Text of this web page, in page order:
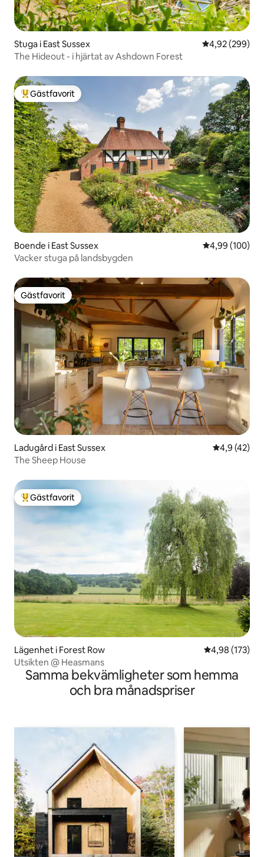
Stuga i East Sussex 4,92 av 5 i
4,92 (299)
The Hideout - i hjärtat av Ashdown Forest
Populär gästfavorit
Gästfavorit
Boende i East Sussex 4,99 av 5 i
4,99 (100)
Vacker stuga på landsbygden
Gästfavorit
Gästfavorit
Ladugård i East Sussex 4,9 av 5 i
4,9 (42)
The Sheep House
Populär gästfavorit
Gästfavorit
Lägenhet i Forest Row 4,98 av 5 i
4,98 (173)
Utsikten @ Heasmans
Samma bekvämligheter som hemma
och bra månadspriser